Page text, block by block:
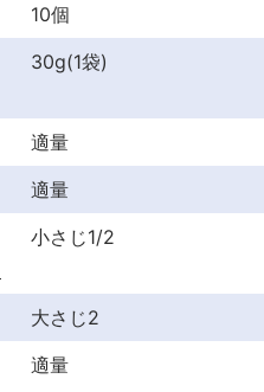
10個
30g(1袋)
適量
適量
小さじ1/2
大さじ2
適量